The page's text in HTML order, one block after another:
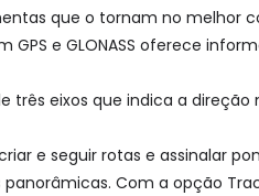
que o tornam no melhor
e GLONASS oferece
eixos que indica a
e seguir rotas e assinalar
Com a opção